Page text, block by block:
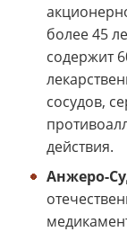
более 45
содержит
сосудов,
действия.
Анжеро-